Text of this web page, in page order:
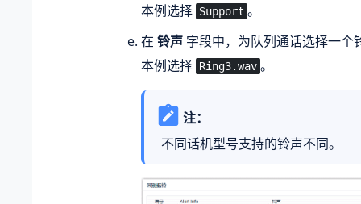
本例选择 Support 。
在 铃声 字段中，为队列通话选择一个
本例选择 Ring3.wav 。
注：
不同话机型号支持的铃声不同。